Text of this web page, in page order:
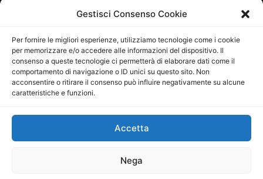
Gestisci Consenso Cookie
Per fornire le migliori esperienze, utilizziamo tecnologie come i cookie
per memorizzare e/o accedere alle informazioni del dispositivo. Il
consenso a queste tecnologie ci permetterà di elaborare dati come il
comportamento di navigazione o ID unici su questo sito. Non
acconsentire o ritirare il consenso può influire negativamente su alcune
caratteristiche e funzioni.
Accetta
Nega
29/09/2015
Direttore Editoriale: Maurizio Scaglione
Direttore Responsabile: Maria Calabrese
P.IVA: 06334930820
Mercurio Comunicazione Società Cooperativa a r.l. è
iscritta al Registro degli Operatori di Comunicazione al